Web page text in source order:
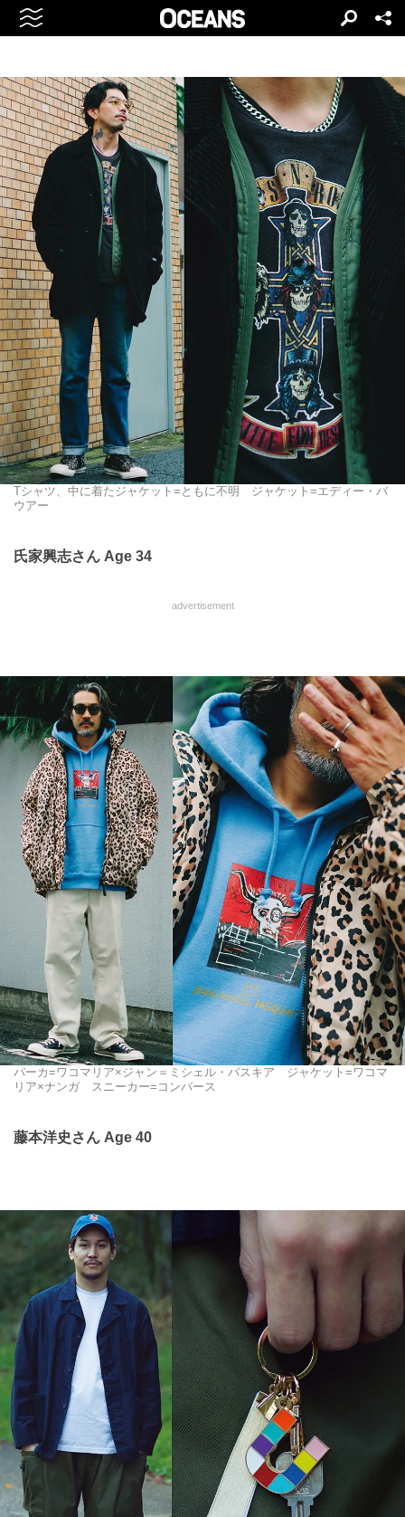
Tシャツ、中に着たジャケット=ともに不明 ジャケット=エディー・バ
ウアー
氏家興志さん Age 34
advertisement
パーカ=ワコマリア×ジャン＝ミシェル・バスキア ジャケット=ワコマ
リア×ナンガ スニーカー=コンバース
藤本洋史さん Age 40